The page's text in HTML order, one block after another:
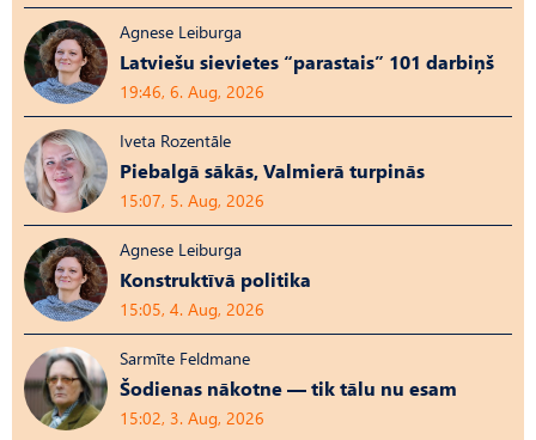
Agnese Leiburga
Latviešu sievietes “parastais” 101 darbiņš
19:46, 6. Aug, 2026
Iveta Rozentāle
Piebalgā sākās, Valmierā turpinās
15:07, 5. Aug, 2026
Agnese Leiburga
Konstruktīvā politika
15:05, 4. Aug, 2026
Sarmīte Feldmane
Šodienas nākotne — tik tālu nu esam
15:02, 3. Aug, 2026